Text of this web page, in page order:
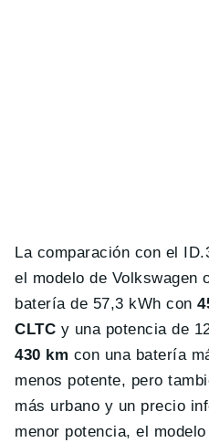
La comparación con el
el modelo de Volkswagen
batería de 57,3 kWh con
CLTC y una potencia de
430 km con una batería
menos potente, pero
más urbano y un precio
menor potencia, el